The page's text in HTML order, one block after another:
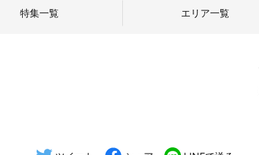
特集一覧 エリア一覧